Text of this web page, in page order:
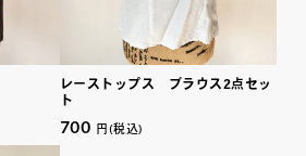
レーストップス ブラウス2点セッ
ト
700 円(税込)